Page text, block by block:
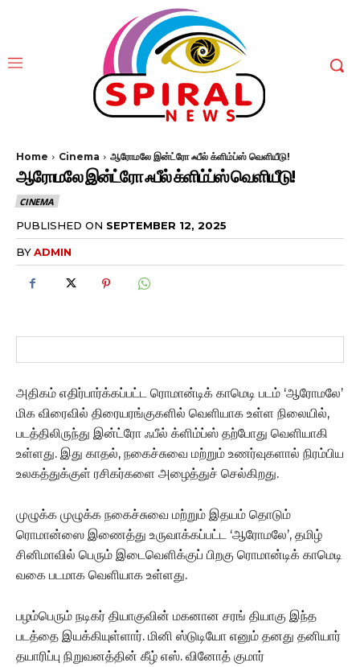
Home Cinema ஆரோமலே இன்ட்ரோ ஃபீல் க்ளிம்ப்ஸ் வெளியீடு!
ஆரோமலே இன்ட்ரோ ஃபீல் க்ளிம்ப்ஸ் வெளியீடு!
CINEMA
PUBLISHED ON SEPTEMBER 12, 2025
BYADMIN
அதிகம் எதிர்பார்க்கப்பட்ட ரொமான்டிக் காமெடி படம் ‘ஆரோமலே’
மிக விரைவில் திரையரங்குகளில் வெளியாக உள்ள நிலையில்,
படத்திலிருந்து இன்ட்ரோ ஃபீல் க்ளிம்ப்ஸ் தற்போது வெளியாகி
உள்ளது. இது காதல், நகைச்சுவை மற்றும் உணர்வுகளால் நிரம்பிய
உலகத்துக்குள் ரசிகர்களை அழைத்துச் செல்கிறது.
முழுக்க முழுக்க நகைச்சுவை மற்றும் இதயம் தொடும்
ரொமான்ஸை இணைத்து உருவாக்கப்பட்ட ‘ஆரோமலே’, தமிழ்
சினிமாவில் பெரும் இடைவெளிக்குப் பிறகு ரொமான்டிக் காமெடி
வகை படமாக வெளியாக உள்ளது.
பழம்பெரும் நடிகர் தியாகுவின் மகனான சரங் தியாகு இந்த
படத்தை இயக்கியுள்ளார். மினி ஸ்டுடியோ எனும் தனது தனியார்
தயாரிப்பு நிறுவனத்தின் கீழ் எஸ். வினோத் குமார்